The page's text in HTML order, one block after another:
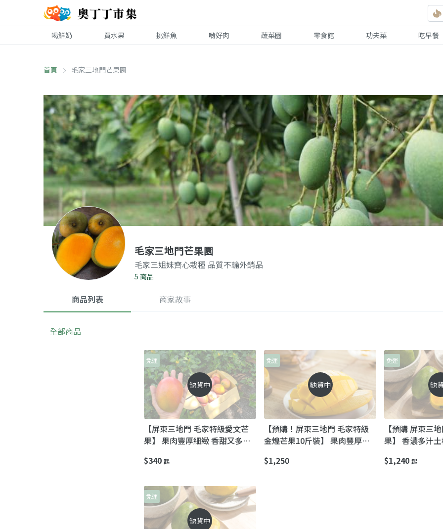
喝鮮奶 買水果 挑鮮魚 啃好肉 蔬菜園 零食館 功夫菜 吃早餐
首頁 毛家三地門芒果園
毛家三地門芒果園
毛家三姐妹齊心栽種 品質不輸外銷品
5 商品
商品列表 商家故事
全部商品
缺貨中
免運
【屏東三地門 毛家特級愛文芒
果】 果肉豐厚細緻 香甜又多汁
$340 起
缺貨中
免運
【預購！屏東三地門 毛家特級
金煌芒果10斤裝】 果肉豐厚細
$1,250
缺
免運
【預購 屏東三
果】 香濃多汁
$1,240 起
缺貨中
免運